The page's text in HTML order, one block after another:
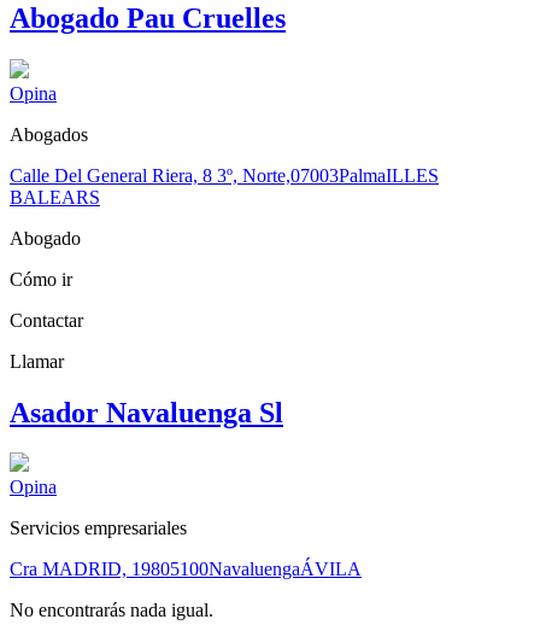
Abogado Pau Cruelles
Opina
Abogados
Calle Del General Riera, 8 3º, Norte,07003PalmaILLES
BALEARS
Abogado
Cómo ir
Contactar
Llamar
Asador Navaluenga Sl
Opina
Servicios empresariales
Cra MADRID, 19805100NavaluengaÁVILA
No encontrarás nada igual.